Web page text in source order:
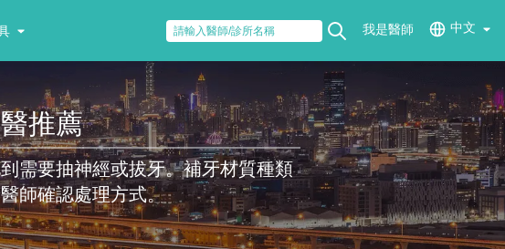
我是醫師 中文
推薦
需要抽神經或拔牙。補牙材質種類
師確認處理方式。